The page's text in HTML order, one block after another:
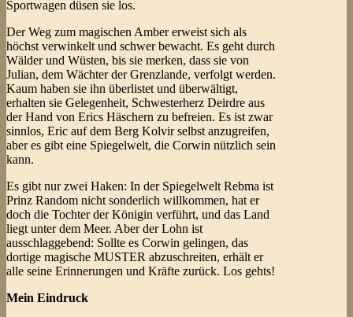
Sportwagen düsen sie los.
Der Weg zum magischen Amber erweist sich als
höchst verwinkelt und schwer bewacht. Es geht durch
Wälder und Wüsten, bis sie merken, dass sie von
Julian, dem Wächter der Grenzlande, verfolgt werden.
Kaum haben sie ihn überlistet und überwältigt,
erhalten sie Gelegenheit, Schwesterherz Deirdre aus
der Hand von Erics Häschern zu befreien. Es ist zwar
sinnlos, Eric auf dem Berg Kolvir selbst anzugreifen,
aber es gibt eine Spiegelwelt, die Corwin nützlich sein
kann.
Es gibt nur zwei Haken: In der Spiegelwelt Rebma ist
Prinz Random nicht sonderlich willkommen, hat er
doch die Tochter der Königin verführt, und das Land
liegt unter dem Meer. Aber der Lohn ist
ausschlaggebend: Sollte es Corwin gelingen, das
dortige magische MUSTER abzuschreiten, erhält er
alle seine Erinnerungen und Kräfte zurück. Los gehts!
Mein Eindruck